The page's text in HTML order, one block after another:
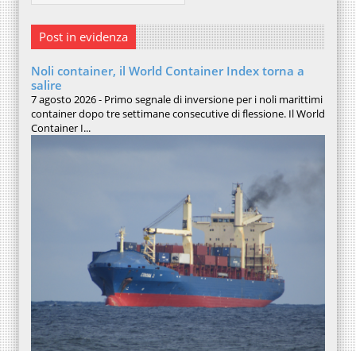
Post in evidenza
Noli container, il World Container Index torna a
salire
7 agosto 2026 - Primo segnale di inversione per i noli marittimi
container dopo tre settimane consecutive di flessione. Il World
Container I...